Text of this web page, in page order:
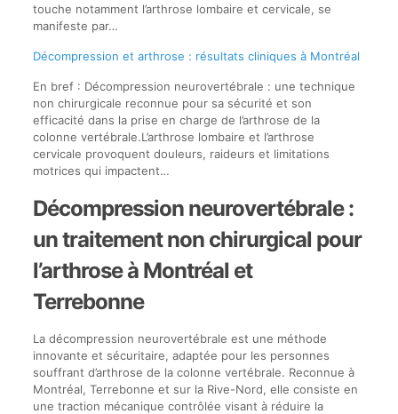
touche notamment l’arthrose lombaire et cervicale, se
manifeste par…
Décompression et arthrose : résultats cliniques à Montréal
En bref : Décompression neurovertébrale : une technique
non chirurgicale reconnue pour sa sécurité et son
efficacité dans la prise en charge de l’arthrose de la
colonne vertébrale.L’arthrose lombaire et l’arthrose
cervicale provoquent douleurs, raideurs et limitations
motrices qui impactent…
Décompression neurovertébrale :
un traitement non chirurgical pour
l’arthrose à Montréal et
Terrebonne
La décompression neurovertébrale est une méthode
innovante et sécuritaire, adaptée pour les personnes
souffrant d’arthrose de la colonne vertébrale. Reconnue à
Montréal, Terrebonne et sur la Rive-Nord, elle consiste en
une traction mécanique contrôlée visant à réduire la